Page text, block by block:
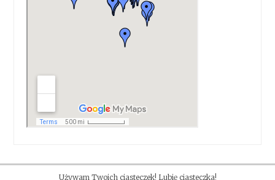
Używam Twoich ciasteczek! Lubię ciasteczka!